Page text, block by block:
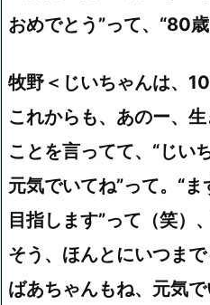
おめでとう”って、“80
牧野＜じいちゃんは、
これからも、あのー、
ことを言ってて、“じい
元気でいてね”って。“
目指します”って（笑）
そう、ほんとにいつま
ばあちゃんもね、元気で